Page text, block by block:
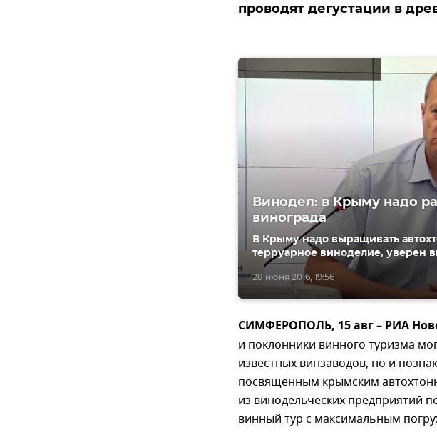
проводят дегустации в
28 июня 2016, 19:56
Винодел: в Крыму надо
винограда
В Крыму надо выращивать
терруарное виноделие, уверен
СИМФЕРОПОЛЬ, 15 авг – РИА
и поклонники винного туризма
известных винзаводов, но и
посвященным крымским
из винодельческих предприятий
винный тур с максимальным